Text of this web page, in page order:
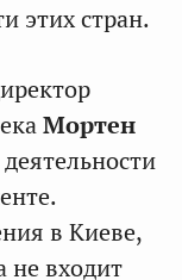
этих стран.
Мортен
в Киеве,
не входит